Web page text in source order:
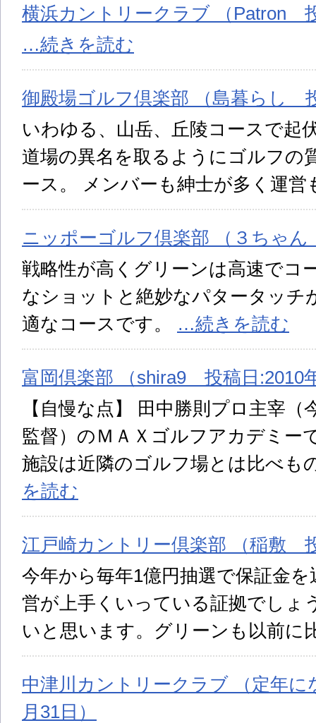
横浜カントリークラブ （Patron
…続きを読む
御殿場ゴルフ倶楽部 （島暮らし
いわゆる、山岳、丘陵コースで起
道場の異名を取るようにゴルフの
ース。 メンバーも紳士が多く運
ニッポーゴルフ倶楽部 （３ちゃ
戦略性が高くグリーンは高速でコ
なショットと絶妙なパタータッチ
適なコースです。 …続きを読む
富岡倶楽部 （shira9 投稿日:2010
【自慢な点】 田中勝則プロ主宰
監督）のＭＡＸゴルフアカデミー
施設は近隣のゴルフ場とは比べも
を読む
江戸崎カントリー倶楽部 （稲敷
今年から毎年1億円抽選で保証金
営が上手くいっている証拠でしょ
いと思います。グリーンも以前に
中津川カントリークラブ （定年
月31日）